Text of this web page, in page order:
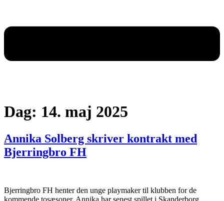
Dag: 14. maj 2025
Annika Solberg skriver kontrakt med
Bjerringbro FH
Bjerringbro FH henter den unge playmaker til klubben for de
kommende tosæsoner. Annika har senest spillet i Skanderborg